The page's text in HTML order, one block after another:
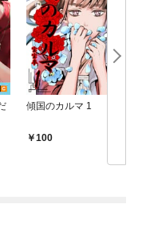
傾国のカルマ 1
100